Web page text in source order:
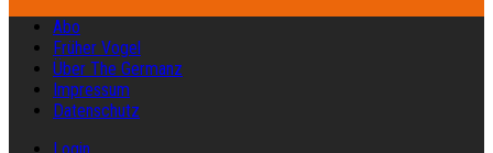
Abo
Früher Vogel
Über The Germanz
Impressum
Datenschutz